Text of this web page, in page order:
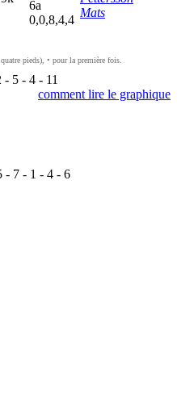
6a
0,0,8,4,4
Mats
pieds), • pour la première fois.
- 5 - 4 - 11
comment lire le graphique
- 7 - 1 - 4 - 6